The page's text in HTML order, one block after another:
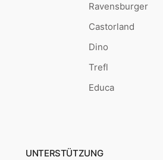
Ravensburger
Castorland
Dino
Trefl
Educa
UNTERSTÜTZUNG